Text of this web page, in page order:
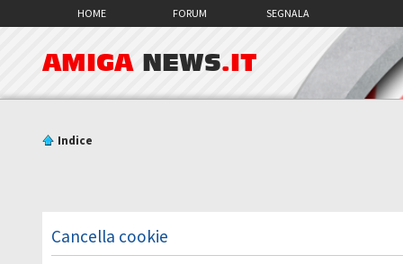
HOME FORUM SEGNALA
AMIGA NEWS.IT
Indice
Cancella cookie